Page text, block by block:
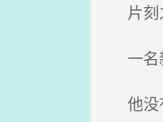
片刻
一名
他没